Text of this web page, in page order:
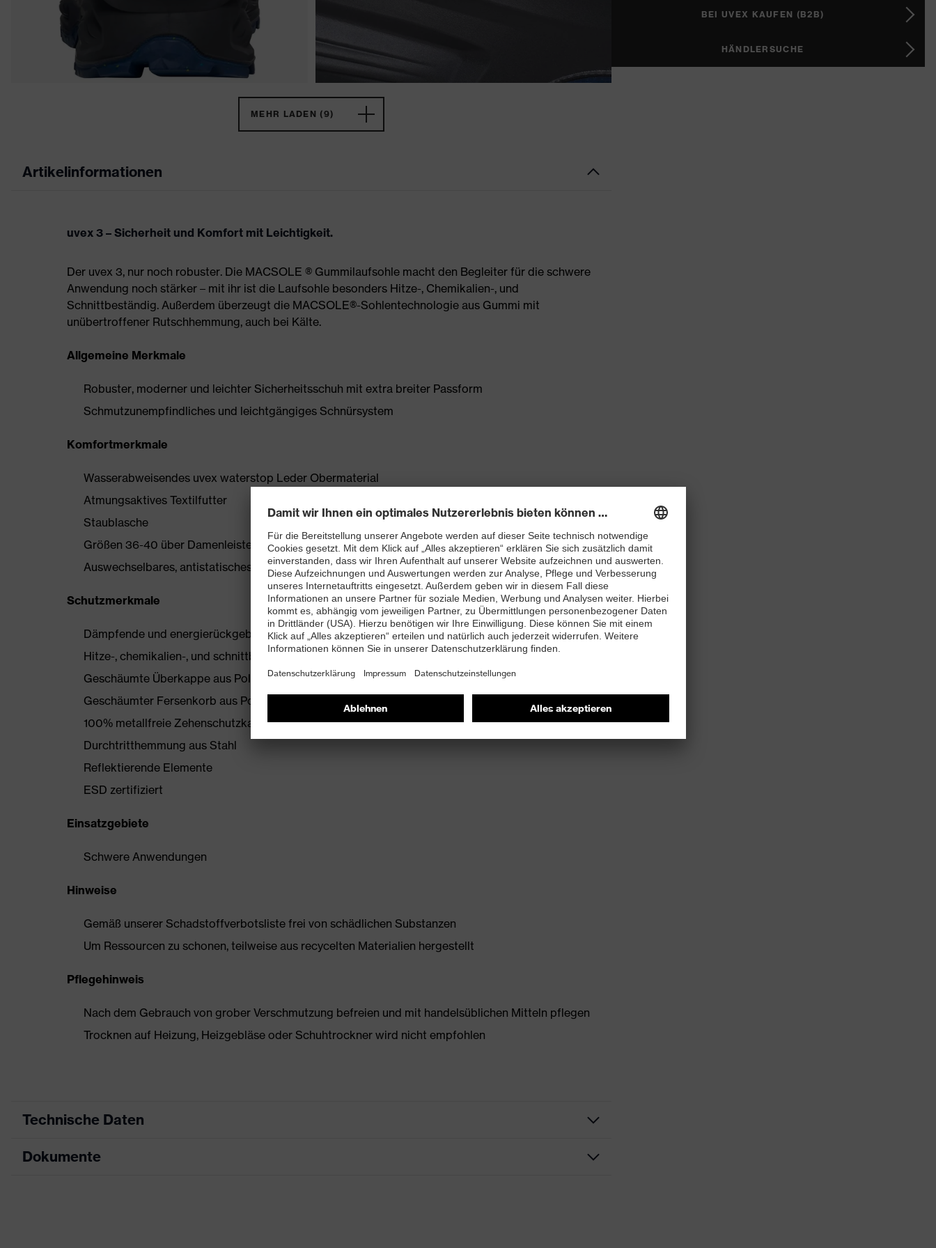
MEHR LADEN (9)
Artikelinformationen
uvex 3 – Sicherheit und Komfort mit Leichtigkeit.
Der uvex 3, nur noch robuster. Die MACSOLE ® Gummilaufsohle macht den Begleiter für die schwere
Anwendung noch stärker – mit ihr ist die Laufsohle besonders Hitze-, Chemikalien-, und
Schnittbeständig. Außerdem überzeugt die MACSOLE®-Sohlentechnologie aus Gummi mit
unübertroffener Rutschhemmung, auch bei Kälte.
Allgemeine Merkmale
Robuster, moderner und leichter Sicherheitsschuh mit extra breiter Passform
Schmutzunempfindliches und leichtgängiges Schnürsystem
Komfortmerkmale
Wasserabweisendes uvex waterstop Leder Obermaterial
Atmungsaktives Textilfutter
Staublasche
Größen 36-40 über Damenleisten hergestellt
Auswechselbares, antistatisches Komfortfußbett (Art. Nr.: 86937-9)
Schutzmerkmale
Dämpfende und energierückgebende uvex i-PUREnrj Zwischensohle
Hitze-, chemikalien-, und schnittbeständige uvex MACSOLE®-Gummilaufsohle
Geschäumte Überkappe aus Polyurethan
Geschäumter Fersenkorb aus Polyurethan
100% metallfreie Zehenschutzkappe
Durchtritthemmung aus Stahl
Reflektierende Elemente
ESD zertifiziert
Einsatzgebiete
Schwere Anwendungen
Hinweise
Gemäß unserer Schadstoffverbotsliste frei von schädlichen Substanzen
Um Ressourcen zu schonen, teilweise aus recycelten Materialien hergestellt
Pflegehinweis
Nach dem Gebrauch von grober Verschmutzung befreien und mit handelsüblichen Mitteln pflegen
Trocknen auf Heizung, Heizgebläse oder Schuhtrockner wird nicht empfohlen
Technische Daten
Produktart
Dokumente
BEI UVEX KAUFEN (B2B)
HÄNDLERSUCHE